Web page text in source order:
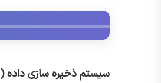
سیستم ذخیره سازی داده (NAS/SAN) و کاربرد آن در آزمایشگاه